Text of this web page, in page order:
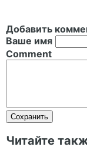
Добавить
Ваше имя
Comment
Читайте